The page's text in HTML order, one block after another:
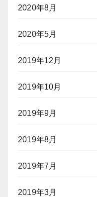
2020年8月
2020年5月
2019年12月
2019年10月
2019年9月
2019年8月
2019年7月
2019年3月